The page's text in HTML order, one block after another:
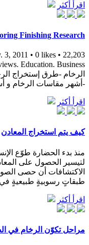
اقرأ أكثر
Finishing Research
2011 • 0 likes • 22,203
الرخام -طرق إستخراج
-أشهر مقاسات الرخام و
اقرأ أكثر
كيف يتم استخراج المعادن
منذ بدء الحضارة طوّع
لتيسير الحصول على
طبقاتٍ رسوبيةٍ طبيعيةٍ
اقرأ أكثر
مراحل تكوّن الرخام في